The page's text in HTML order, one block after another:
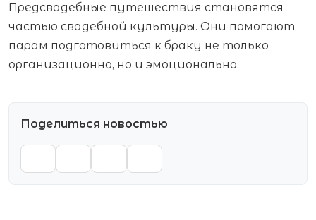
Предсвадебные путешествия становятся
частью свадебной культуры. Они помогают
парам подготовиться к браку не только
организационно, но и эмоционально.
Поделиться новостью